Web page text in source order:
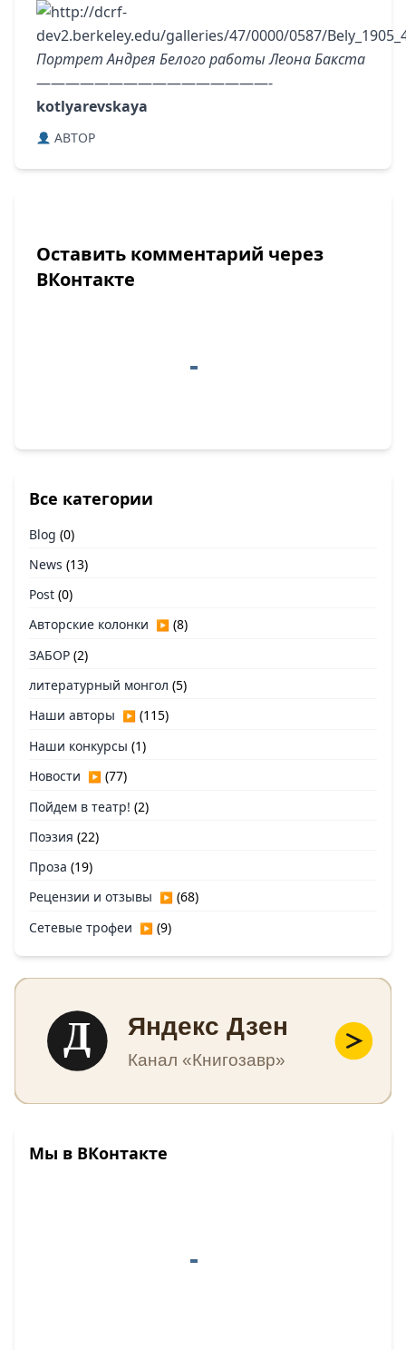
Портрет Андрея Белого работы Леона Бакста
————————————————-
kotlyarevskaya
ABTOP
Оставить комментарий через
ВКонтакте
Все категории
Blog (0)
News (13)
Post (0)
Авторские колонки ▶ (8)
ЗАБОР (2)
литературный монгол (5)
Наши авторы ▶ (115)
Наши конкурсы (1)
Новости ▶ (77)
Пойдем в театр! (2)
Поэзия (22)
Проза (19)
Рецензии и отзывы ▶ (68)
Сетевые трофеи ▶ (9)
Д Яндекс Дзен
Канал «Книгозавр»
Мы в ВКонтакте